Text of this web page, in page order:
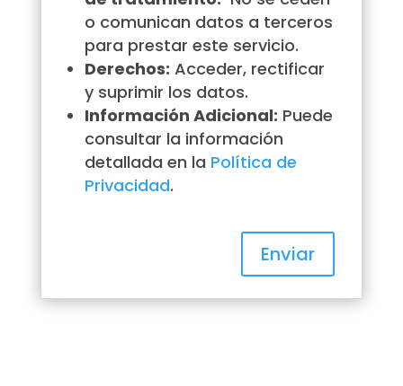
o comunican datos a terceros
para prestar este servicio.
Derechos: Acceder, rectificar
y suprimir los datos.
Información Adicional: Puede
consultar la información
detallada en la Política de
Privacidad.